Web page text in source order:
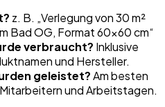
z. B. „Verlegung von 30 m²
Bad OG, Format 60x60 cm“
verbraucht? Inklusive
und Hersteller.
geleistet?Am besten
und Arbeitstagen.